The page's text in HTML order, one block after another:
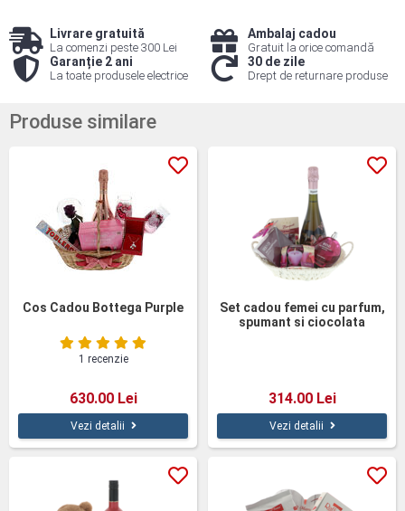
Livrare gratuită
La comenzi peste 300 Lei
Ambalaj cadou
Gratuit la orice comandă
Garanție 2 ani
La toate produsele electrice
30 de zile
Drept de returnare produse
Produse similare
Cos Cadou Bottega Purple
1 recenzie
630.00 Lei
Vezi detalii
Set cadou femei cu parfum,
spumant si ciocolata
314.00 Lei
Vezi detalii